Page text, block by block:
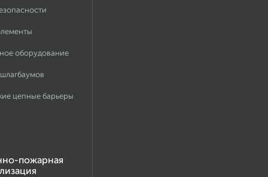
оборудование
цепные барьеры
пожарная